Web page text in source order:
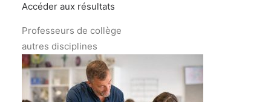
Accéder aux résultats
Professeurs de collège
autres disciplines